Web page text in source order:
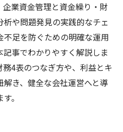
業資金管理と資金繰り・財
や問題発見の実践的なチェ
不足を防ぐための明確な運用
事でわかりやすく解説しま
4表のつなぎ方や、利益とキ
き、健全な会社運営へと導
。